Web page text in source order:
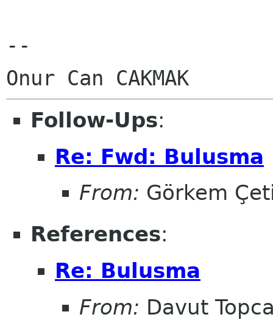
--
Follow-Ups:
Re: Fwd: Bulusma
From: Görkem
References:
Re: Bulusma
From: Davut